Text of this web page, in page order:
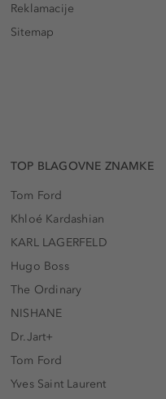
Reklamacije
Sitemap
TOP BLAGOVNE ZNAMKE
Tom Ford
Khloé Kardashian
KARL LAGERFELD
Hugo Boss
The Ordinary
NISHANE
Dr.Jart+
Tom Ford
Yves Saint Laurent